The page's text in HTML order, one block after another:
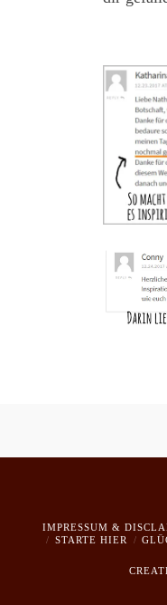
IMPRESSUM &
STARTE HIER